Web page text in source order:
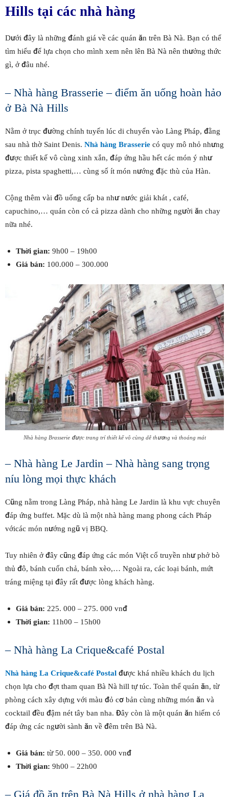
Hills tại các nhà hàng
Dưới đây là những đánh giá về các quán ăn trên Bà Nà. Bạn có thể
tìm hiểu để lựa chọn cho mình xem nên lên Bà Nà nên thưởng thức
gì, ở đâu nhé.
– Nhà hàng Brasserie – điểm ăn uống hoàn hảo
ở Bà Nà Hills
Nằm ở trục đường chính tuyến lúc di chuyển vào Làng Pháp, đằng
sau nhà thờ Saint Denis. Nhà hàng Brasserie có quy mô nhỏ nhưng
được thiết kế vô cùng xinh xắn, đáp ứng hầu hết các món ý như
pizza, pista spaghetti,… cùng số ít món nướng đặc thù của Hàn.
Cộng thêm vài đồ uống cấp ba như nước giải khát , café,
capuchino,… quán còn có cả pizza dành cho những người ăn chay
nữa nhé.
Thời gian: 9h00 – 19h00
Giá bán: 100.000 – 300.000
Nhà hàng Brasserie được trang trí thiết kế vô cùng dễ thương và thoáng mát
– Nhà hàng Le Jardin – Nhà hàng sang trọng
níu lòng mọi thực khách
Cũng nằm trong Làng Pháp, nhà hàng Le Jardin là khu vực chuyên
đáp ứng buffet. Mặc dù là một nhà hàng mang phong cách Pháp
vớicác món nướng ngũ vị BBQ.
Tuy nhiên ở đây cũng đáp ứng các món Việt cổ truyền như phở bò
thủ đô, bánh cuốn chả, bánh xèo,… Ngoài ra, các loại bánh, mứt
tráng miệng tại đây rất được lòng khách hàng.
Giá bán: 225. 000 – 275. 000 vnđ
Thời gian: 11h00 – 15h00
– Nhà hàng La Crique&café Postal
Nhà hàng La Crique&café Postal được khá nhiều khách du lịch
chọn lựa cho đợt tham quan Bà Nà hill tự túc. Toàn thể quán ăn, từ
phòng cách xây dựng với màu đỏ cơ bản cùng những món ăn và
cocktail đều đậm nét tây ban nha. Đây còn là một quán ăn hiếm có
đáp ứng các người sành ăn về đêm trên Bà Nà.
Giá bán: từ 50. 000 – 350. 000 vnđ
Thời gian: 9h00 – 22h00
– Giá đồ ăn trên Bà Nà Hills ở nhà hàng La